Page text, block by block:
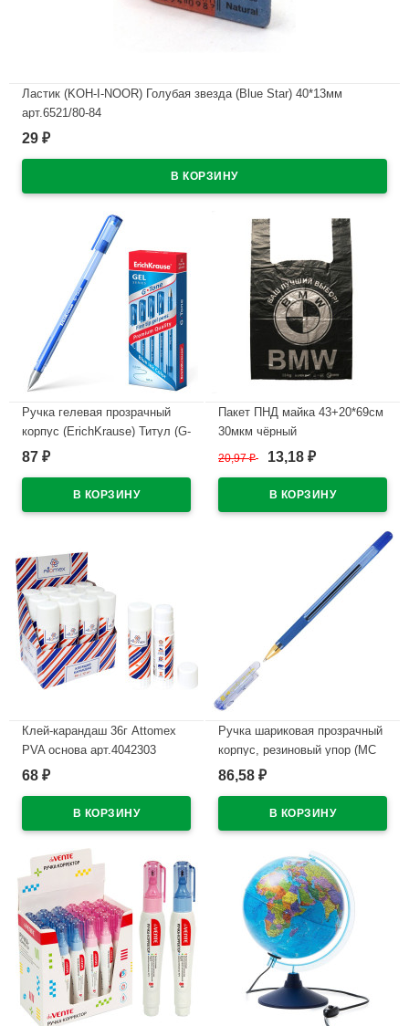
Ластик (KOH-I-NOOR) Голубая звезда (Blue Star) 40*13мм
арт.6521/80-84
В наличии
29 ₽
Ручка гелевая прозрачный
корпус (ErichKrause) Титул (G-
TONE) синий, 0,5мм арт.65306
87 ₽
Пакет ПНД майка 43+20*69см
30мкм чёрный
WWW/World(Ст.50/500)
20,97₽ 13,18 ₽
Клей-карандаш 36г Attomex
PVA основа арт.4042303
(Ст.12/324)
68 ₽
Ручка шариковая прозрачный
корпус, резиновый упор (MC
Gold) синий, 0,7мм, масло
86,58 ₽